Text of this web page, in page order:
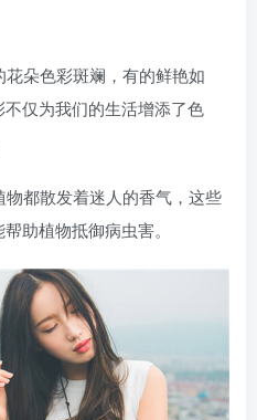
朵色彩斑斓，有的鲜艳如
仅为我们的生活增添了色
都散发着迷人的香气，这些
助植物抵御病虫害。